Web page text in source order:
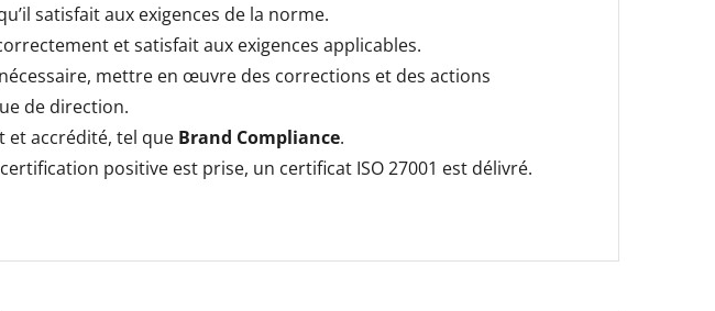
satisfait aux exigences de la norme.
et satisfait aux exigences applicables.
mettre en œuvre des corrections et des actions
de direction.
et accrédité, tel que Brand Compliance.
positive est prise, un certificat ISO 27001 est délivré.